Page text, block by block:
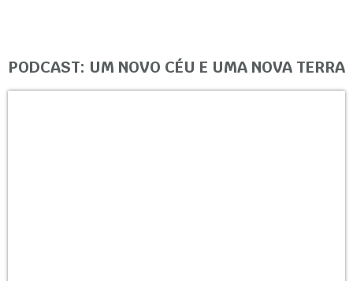
PODCAST: UM NOVO CÉU E UMA NOVA TERRA